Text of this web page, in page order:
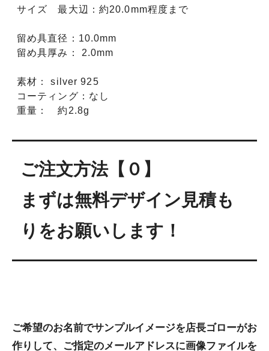
サイズ 最大辺：約20.0mm程度まで
留め具直径：10.0mm
留め具厚み： 2.0mm
素材： silver 925
コーティング：なし
重量： 約2.8g
ご注文方法【０】
まずは無料デザイン見積も
りをお願いします！
ご希望のお名前でサンプルイメージを店長ゴローがお
作りして、ご指定のメールアドレスに画像ファイルを